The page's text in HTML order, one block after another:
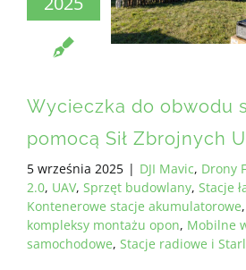
WSZYSTKIE WYMAGANIA
Wycieczka do obwodu
pomocą Sił Zbrojnych
5 września 2025 | DJI Mavic, Drony
2.0, UAV, Sprzęt budowlany, Stacje
Kontenerowe stacje akumulatorowe,
kompleksy montażu opon, Mobilne
samochodowe, Stacje radiowe i